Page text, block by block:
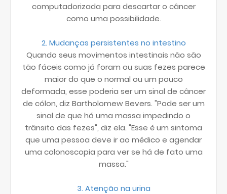
computadorizada para descartar o câncer
como uma possibilidade.
2. Mudanças persistentes no intestino
Quando seus movimentos intestinais não são
tão fáceis como já foram ou suas fezes parece
maior do que o normal ou um pouco
deformada, esse poderia ser um sinal de câncer
de cólon, diz Bartholomew Bevers. "Pode ser um
sinal de que há uma massa impedindo o
trânsito das fezes", diz ela. "Esse é um sintoma
que uma pessoa deve ir ao médico e agendar
uma colonoscopia para ver se há de fato uma
massa."
3. Atenção na urina